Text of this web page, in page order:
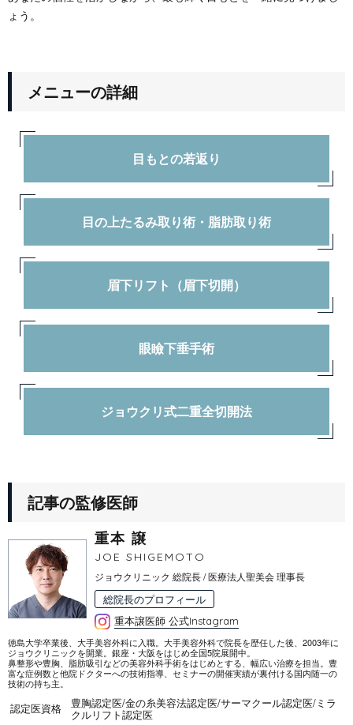
ょう。
メニューの詳細
目もとの若返り
目の上たるみ取り術・脂肪取り術
眉下リフト（眉下切開）
眼瞼下垂手術
ジョウクリ式二重全切開法
記事の監修医師
重本 譲
JOE SHIGEMOTO
ジョウクリニック 総院長 / 医療法人聖美会 理事長
総院長のプロフィール
重本譲医師 公式Instagram
徳島大学卒業後、大手美容外科に入職。大手美容外科で院長を歴任した後、2003年に
ジョウクリニックを開業。銀座・大阪をはじめ全国5院展開中。
鼻整形や豊胸、脂肪吸引などの美容外科手術をはじめとする、幅広い治療を担当。豊
富な症例数と他院ドクターへの技術指導、セミナーの開催実績が裏付ける国内随一の
技術の持ち主。
認定医資格 豊胸認定医/金の糸美容法認定医/サーマクール認定医/ミラ
クルリフト認定医